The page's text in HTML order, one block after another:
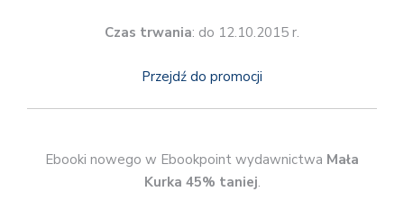
Czas trwania: do 12.10.2015 r.
Przejdź do promocji
Ebooki nowego w Ebookpoint wydawnictwa Mała
Kurka 45% taniej.